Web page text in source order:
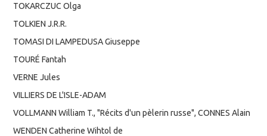
TOKARCZUC Olga
TOLKIEN J.R.R.
TOMASI DI LAMPEDUSA Giuseppe
TOURÉ Fantah
VERNE Jules
VILLIERS DE L'ISLE-ADAM
VOLLMANN William T., "Récits d'un pèlerin russe", CONNES Alain
WENDEN Catherine Wihtol de